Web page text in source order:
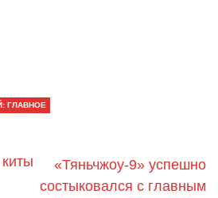
ГЛАВНОЕ
«Тяньчжоу-9» успешно
состыковался с главным